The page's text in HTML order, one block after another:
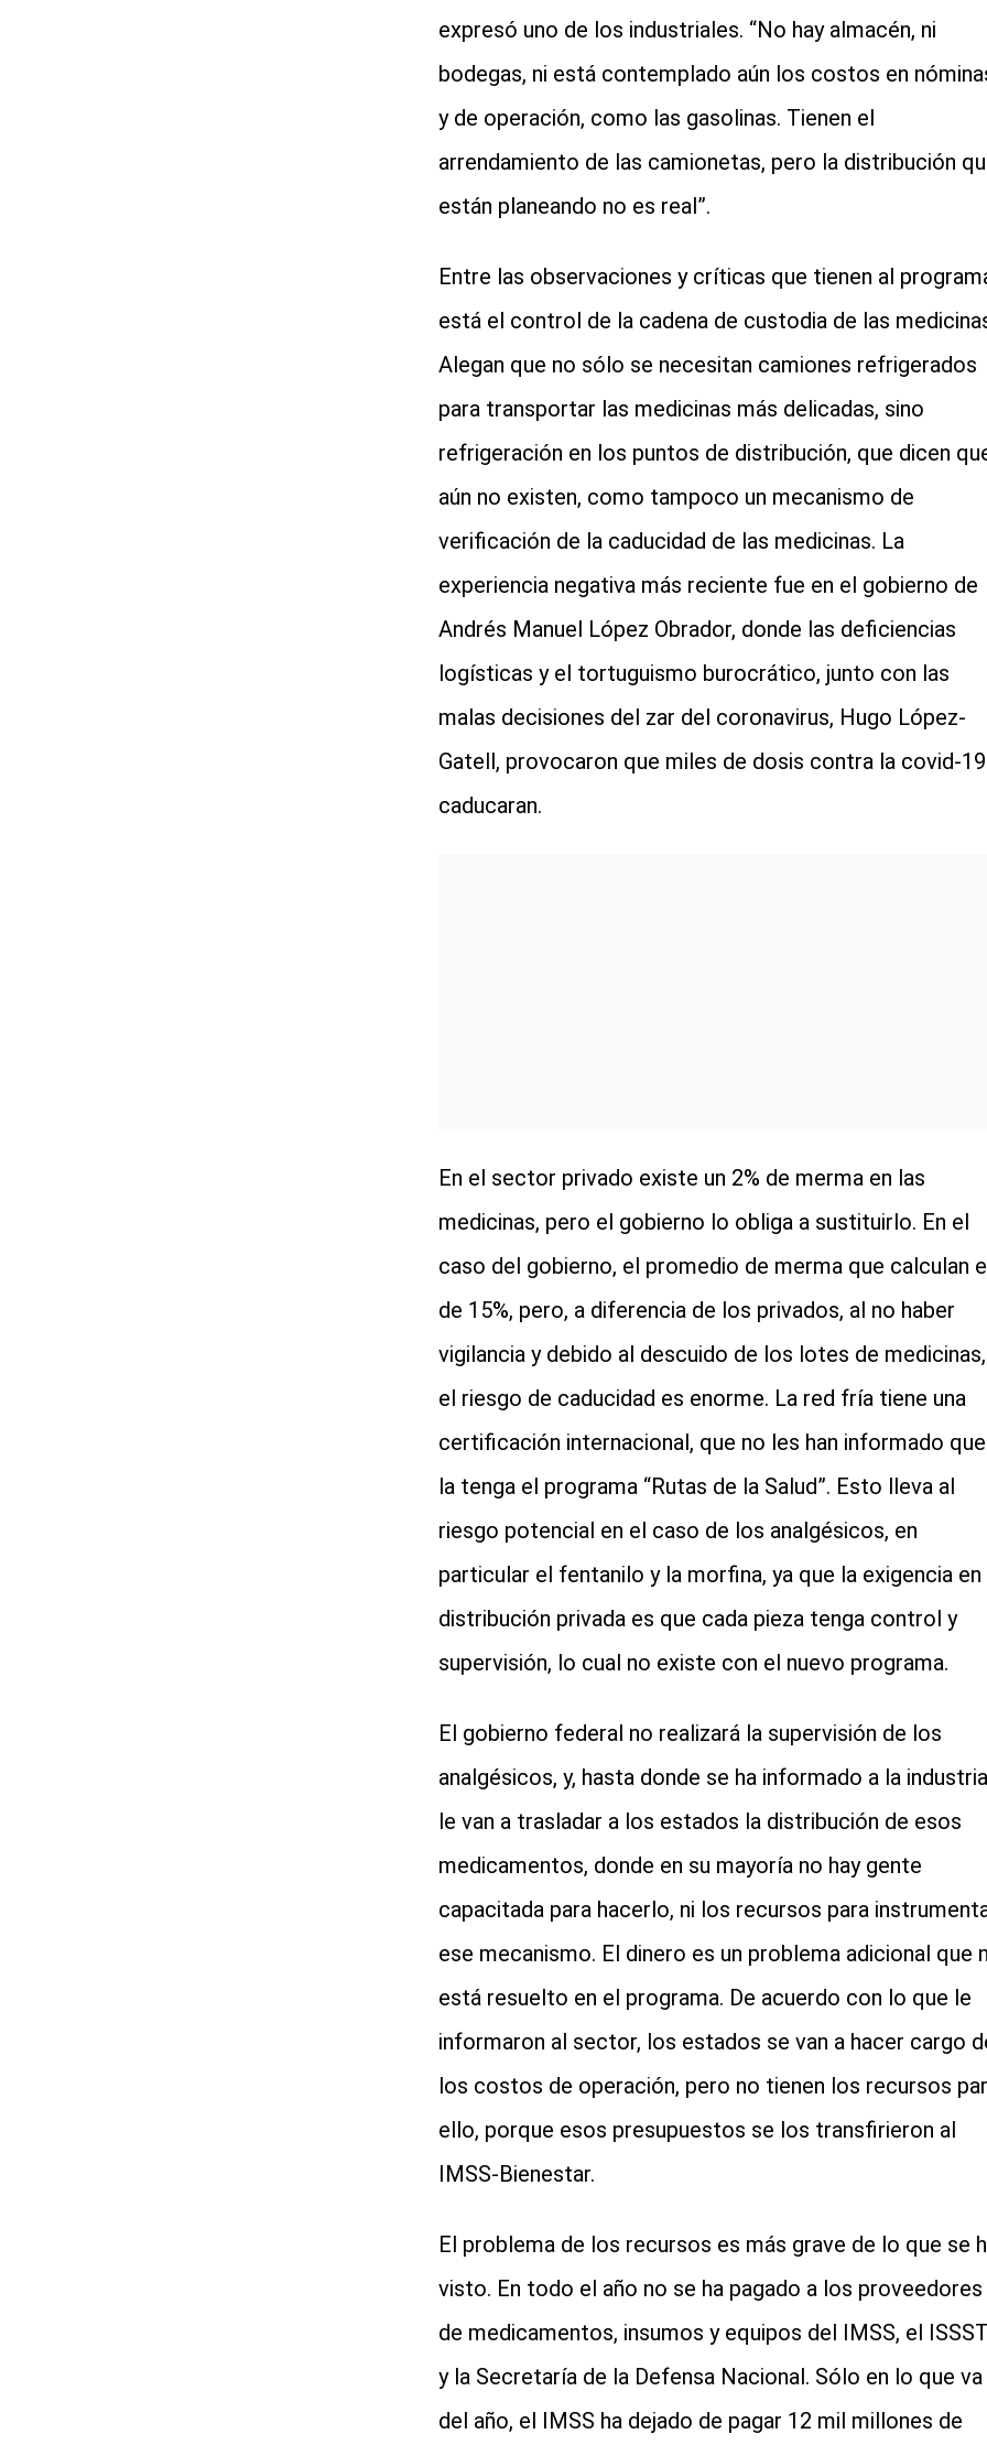
expresó uno de los industriales. “No hay almacén, ni
bodegas, ni está contemplado aún los costos en
y de operación, como las gasolinas. Tienen el
arrendamiento de las camionetas, pero la distribución
están planeando no es real”.
Entre las observaciones y críticas que tienen al
está el control de la cadena de custodia de las
Alegan que no sólo se necesitan camiones refrigerados
para transportar las medicinas más delicadas, sino
refrigeración en los puntos de distribución, que dicen
aún no existen, como tampoco un mecanismo de
verificación de la caducidad de las medicinas. La
experiencia negativa más reciente fue en el gobierno de
Andrés Manuel López Obrador, donde las deficiencias
logísticas y el tortuguismo burocrático, junto con las
malas decisiones del zar del coronavirus, Hugo López-
Gatell, provocaron que miles de dosis contra la covid-19
caducaran.
En el sector privado existe un 2% de merma en las
medicinas, pero el gobierno lo obliga a sustituirlo. En el
caso del gobierno, el promedio de merma que calculan
de 15%, pero, a diferencia de los privados, al no haber
vigilancia y debido al descuido de los lotes de medicinas,
el riesgo de caducidad es enorme. La red fría tiene una
certificación internacional, que no les han informado que
la tenga el programa “Rutas de la Salud”. Esto lleva al
riesgo potencial en el caso de los analgésicos, en
particular el fentanilo y la morfina, ya que la exigencia en
distribución privada es que cada pieza tenga control y
supervisión, lo cual no existe con el nuevo programa.
El gobierno federal no realizará la supervisión de los
analgésicos, y, hasta donde se ha informado a la
le van a trasladar a los estados la distribución de esos
medicamentos, donde en su mayoría no hay gente
capacitada para hacerlo, ni los recursos para
ese mecanismo. El dinero es un problema adicional que
está resuelto en el programa. De acuerdo con lo que le
informaron al sector, los estados se van a hacer cargo
los costos de operación, pero no tienen los recursos
ello, porque esos presupuestos se los transfirieron al
IMSS-Bienestar.
El problema de los recursos es más grave de lo que se
visto. En todo el año no se ha pagado a los proveedores
de medicamentos, insumos y equipos del IMSS, el
y la Secretaría de la Defensa Nacional. Sólo en lo que va
del año, el IMSS ha dejado de pagar 12 mil millones de